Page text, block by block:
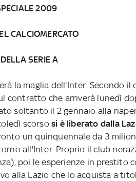
2009
CALCIOMERCATO
SERIE A
la maglia dell'Inter. Secondo
contratto che arriverà lunedì
soltanto il 2 gennaio alla
scorso si è liberato dalla
un quinquennale da 3
all'Inter. Proprio il club
poi le esperienze in prestito
alla Lazio che lo acquista a